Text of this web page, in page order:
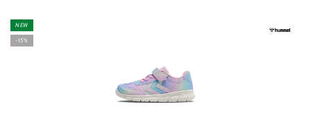
NEW
-15%